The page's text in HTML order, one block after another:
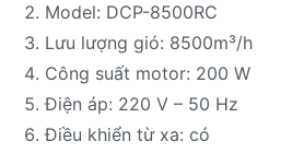
Model: DCP-8500RC
Lưu lượng gió: 8500m³/h
Công suất motor: 200 W
Điện áp: 220 V – 50 Hz
Điều khiển từ xa: có